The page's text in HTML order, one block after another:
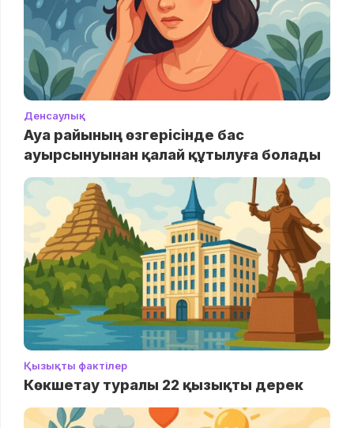
Денсаулық
Ауа райының өзгерісінде бас
ауырсынуынан қалай құтылуға болады
Қызықты фактілер
Көкшетау туралы 22 қызықты дерек